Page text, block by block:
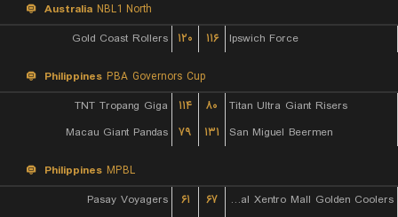
Australia NBL1 North
Gold Coast Rollers
۱۲۰ ۱۱۶ Ipswich Force
Philippines PBA Governors Cup
TNT Tropang Giga
۱۱۴ ۸۰
Titan Ultra Giant Risers
Macau Giant Pandas
۷۹ ۱۳۱ San Miguel Beermen
Philippines MPBL
Pasay Voyagers
۶۱ ۶۷
Rizal Xentro Mall Golden Coolers